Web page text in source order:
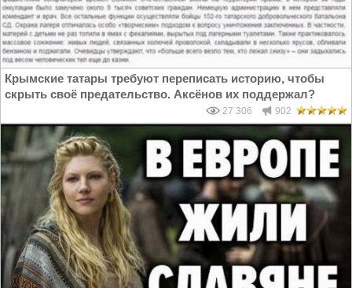
Крымские татары требуют переписать историю, чтобы
скрыть своё предательство. Аксёнов их поддержал?
27 306 902